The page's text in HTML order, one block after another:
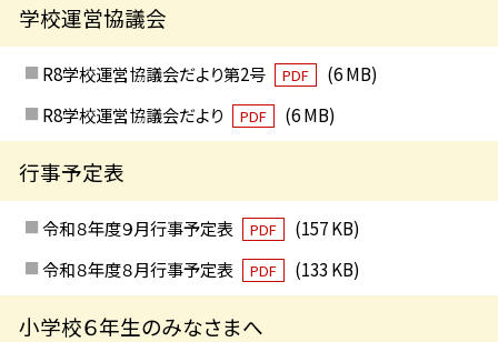
学校運営協議会
R8学校運営協議会だより第2号 PDF
(6 MB)
R8学校運営協議会だより
PDF (6 MB)
行事予定表
令和８年度９月行事予定表 PDF
(157 KB)
令和８年度８月行事予定表
PDF (133 KB)
小学校６年生のみなさまへ